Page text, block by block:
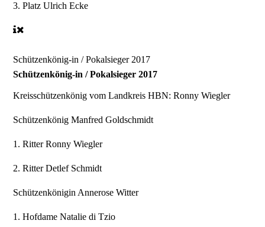
3. PlatzUlrich Ecke
Schützenkönig-in / Pokalsieger 2017
Schützenkönig-in / Pokalsieger 2017
Kreisschützenkönig vom Landkreis HBN:Ronny Wiegler
SchützenkönigManfred Goldschmidt
1. RitterRonny Wiegler
2. RitterDetlef Schmidt
Schützenkönigin Annerose Witter
1. HofdameNatalie di Tzio